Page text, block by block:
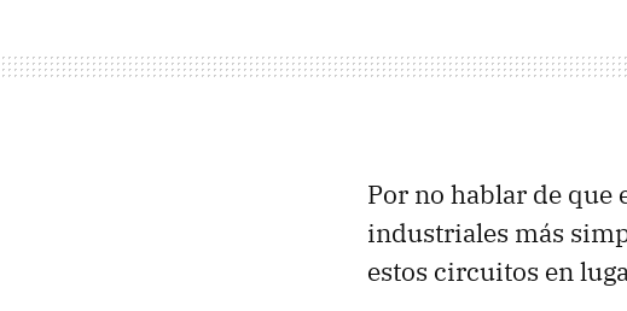
Por no hablar de que
industriales más
estos circuitos en